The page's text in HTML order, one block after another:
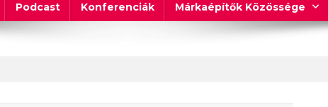
Podcast Konferenciák Márkaépítők Közössége